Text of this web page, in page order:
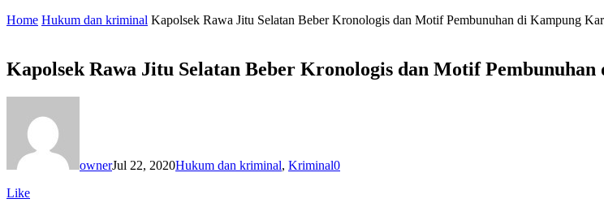
Home Hukum dan kriminal Kapolsek Rawa Jitu Selatan Beber Kronologis dan Motif Pembunuhan di Kampung
Kapolsek Rawa Jitu Selatan Beber Kronologis dan Motif
ownerJul 22, 2020Hukum dan kriminal, Kriminal0
Like